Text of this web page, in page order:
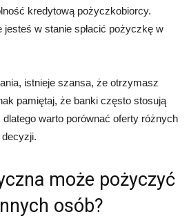
kredytową pożyczkobiorcy.
jesteś w stanie spłacić pożyczkę w
istnieje szansa, że otrzymasz
pamiętaj, że banki często stosują
warto porównać oferty różnych
może pożyczyć
osób?